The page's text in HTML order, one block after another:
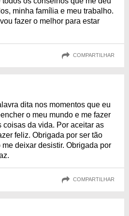
minha família e meu trabalho.
fazer o melhor para estar
COMPARTILHAR
dita nos momentos que eu
o meu mundo e me fazer
coisas da vida. Por aceitar as
feliz. Obrigada por ser tão
deixar desistir. Obrigada por
COMPARTILHAR